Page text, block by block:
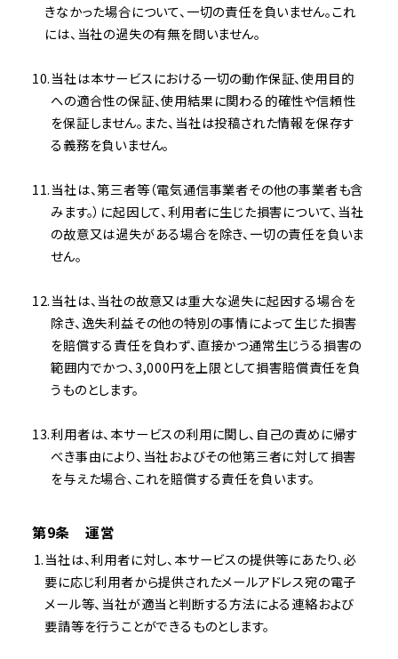
きなかった場合について、一切の責任を負いません。これ
には、当社の過失の有無を問いません。
当社は本サービスにおける一切の動作保証、使用目的
への適合性の保証、使用結果に関わる的確性や信頼性
を保証しません。また、当社は投稿された情報を保存す
る義務を負いません。
当社は、第三者等（電気通信事業者その他の事業者も含
みます。）に起因して、利用者に生じた損害について、当社
の故意又は過失がある場合を除き、一切の責任を負いま
せん。
当社は、当社の故意又は重大な過失に起因する場合を
除き、逸失利益その他の特別の事情によって生じた損害
を賠償する責任を負わず、直接かつ通常生じうる損害の
範囲内でかつ、3,000円を上限として損害賠償責任を負
うものとします。
利用者は、本サービスの利用に関し、自己の責めに帰す
べき事由により、当社およびその他第三者に対して損害
を与えた場合、これを賠償する責任を負います。
第9条 運営
当社は、利用者に対し、本サービスの提供等にあたり、必
要に応じ利用者から提供されたメールアドレス宛の電子
メール等、当社が適当と判断する方法による連絡および
要請等を行うことができるものとします。